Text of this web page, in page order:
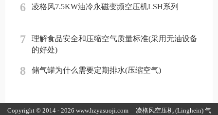
6 凌格风7.5KW油冷永磁变频空压机LSH系列
7
理解食品安全和压缩空气质量标准(采用无油设备
的好处)
8 储气罐为什么需要定期排水(压缩空气)
Copyright © 2014 - 2026 www.hzyasuoji.com 凌格风空压机 (Linghein) 气